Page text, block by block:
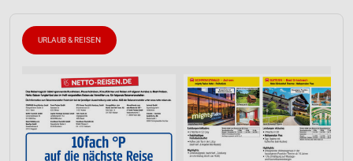
URLAUB & REISEN